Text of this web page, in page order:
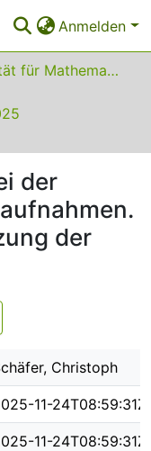
Anmelden
01 Fakultät für Mathematik
der
der
Christoph
11-24T08:59:31Z
11-24T08:59:31Z